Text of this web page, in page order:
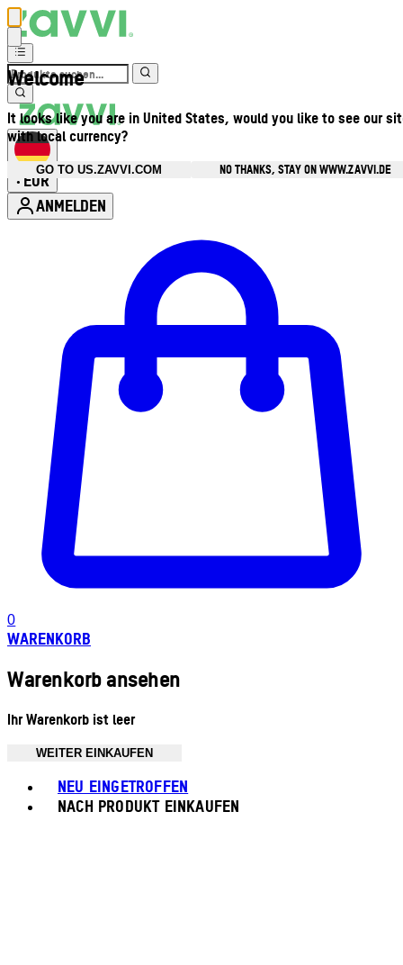
Welcome
It looks like you are in United States, would you like to see our
with local currency?
GO TO US.ZAVVI.COM
NO THANKS, STAY ON WWW.ZAVVI.DE
• EUR
ANMELDEN
0
WARENKORB
Warenkorb ansehen
Ihr Warenkorb ist leer
WEITER EINKAUFEN
NEU EINGETROFFEN
NACH PRODUKT EINKAUFEN